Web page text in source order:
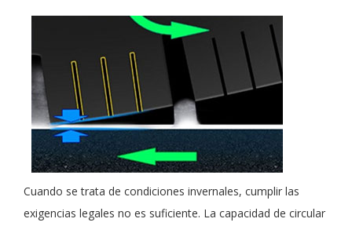
Cuando se trata de condiciones invernales, cumplir las
exigencias legales no es suficiente. La capacidad de circular